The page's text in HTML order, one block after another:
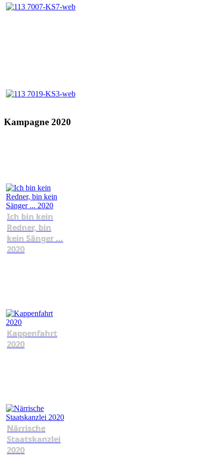
Kampagne 2020
Ich bin kein
Redner, bin
kein Sänger ...
2020
Kappenfahrt
2020
Närrische
Staatskanzlei
2020